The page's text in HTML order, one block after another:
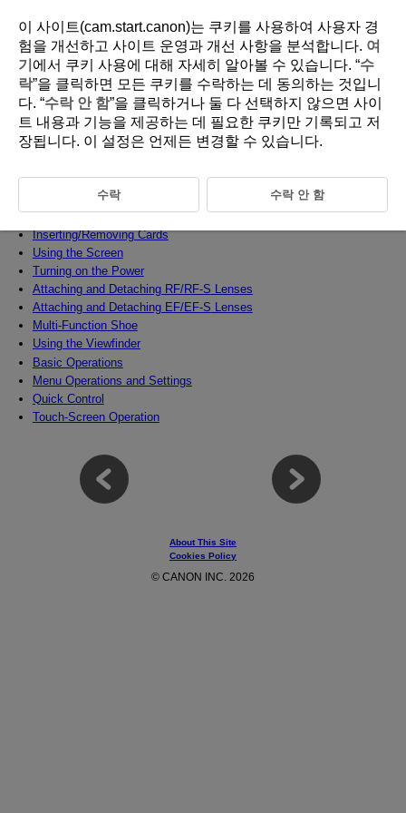
D180-013
Preparation and Basic Operations
Charging the Battery
Inserting/Removing Batteries
Inserting/Removing Cards
Using the Screen
Turning on the Power
Attaching and Detaching RF/RF-S Lenses
Attaching and Detaching EF/EF-S Lenses
Multi-Function Shoe
Using the Viewfinder
Basic Operations
Menu Operations and Settings
Quick Control
Touch-Screen Operation
About This Site
Cookies Policy
© CANON INC. 2026
이 사이트(cam.start.canon)는 쿠키를 사용하여 사용자 경
험을 개선하고 사이트 운영과 개선 사항을 분석합니다. 여
기 에서 쿠키 사용에 대해 자세히 알아볼 수 있습니다. “수
락”을 클릭하면 모든 쿠키를 수락하는 데 동의하는 것입니
다. “수락 안 함”을 클릭하거나 둘 다 선택하지 않으면 사이
트 내용과 기능을 제공하는 데 필요한 쿠키만 기록되고 저
장됩니다. 이 설정은 언제든 변경할 수 있습니다.
수락 수락 안 함